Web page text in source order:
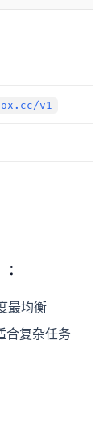
v1
最均衡
复杂任务